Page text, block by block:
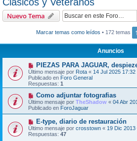
Nuevo Tema
Marcar temas como leídos • 172 temas 1
Anuncios
PIEZAS PARA JAGUAR,
Último mensaje por Rota « 14 Jul 2025 17:32
Publicado en Foro General
Respuestas: 1
Como adjuntar fotografias
Último mensaje por TheShadow « 04 Abr
Publicado en ForoJaguar
E-type, diario de restauración
Último mensaje por crosstown « 19 Dic 2013
Respuestas: 47